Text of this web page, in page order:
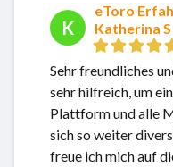
K
eToro
Katherina S
Sehr freundliches
sehr hilfreich, um
Plattform und alle
sich so weiter
freue ich mich auf